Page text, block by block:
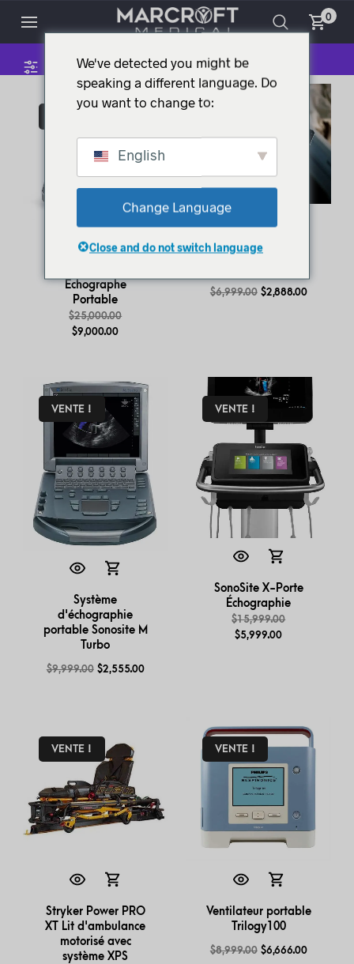
0
Échographe
Portable
$25,000.00
$9,000.00
Échographe
$6,999.00 $2,888.00
VENTE !
Système
d'échographie
portable Sonosite M
Turbo
$9,999.00 $2,555.00
VENTE !
SonoSite X-Porte
Échographie
$15,999.00
$5,999.00
VENTE !
Stryker Power PRO
XT Lit d'ambulance
motorisé avec
système XPS
VENTE !
Ventilateur portable
Trilogy100
$8,999.00 $6,666.00
We've detected you might be
speaking a different language. Do
you want to change to:
English
Change Language
Close and do not switch language